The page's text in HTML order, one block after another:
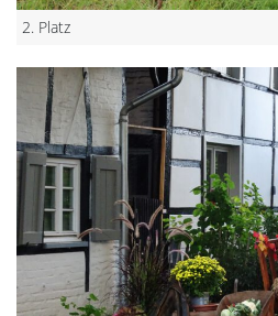
2. Platz